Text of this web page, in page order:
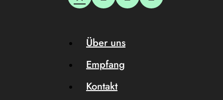
Über uns
Empfang
Kontakt